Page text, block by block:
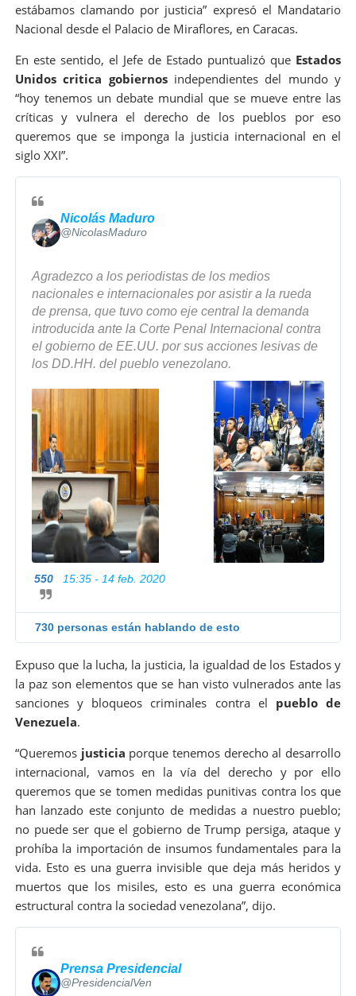
estábamos clamando por justicia” expresó el Mandatario
Nacional desde el Palacio de Miraflores, en Caracas.
En este sentido, el Jefe de Estado puntualizó que Estados
Unidos critica gobiernosindependientes del mundo y
“hoy tenemos un debate mundial que se mueve entre las
críticas y vulnera el derecho de los pueblos por eso
queremos que se imponga la justicia internacional en el
siglo XXI”.
Nicolás Maduro
@NicolasMaduro
Agradezco a los periodistas de los medios
nacionales e internacionales por asistir a la rueda
de prensa, que tuvo como eje central la demanda
introducida ante la Corte Penal Internacional contra
el gobierno de EE.UU. por sus acciones lesivas de
los DD.HH. del pueblo venezolano.
550 15:35 - 14 feb. 2020
a
c
i
p
r
i
v
c
i
d
a
d
e
730 personas están hablando de esto
Expuso que la lucha, la justicia, la igualdad de los Estados y
la paz son elementos que se han visto vulnerados ante las
sanciones y bloqueos criminales contra el pueblo de
Venezuela.
“Queremos justicia porque tenemos derecho al desarrollo
internacional, vamos en la vía del derecho y por ello
queremos que se tomen medidas punitivas contra los que
han lanzado este conjunto de medidas a nuestro pueblo;
no puede ser que el gobierno de Trump persiga, ataque y
prohíba la importación de insumos fundamentales para la
vida. Esto es una guerra invisible que deja más heridos y
muertos que los misiles, esto es una guerra económica
estructural contra la sociedad venezolana”, dijo.
Prensa Presidencial
@PresidencialVen